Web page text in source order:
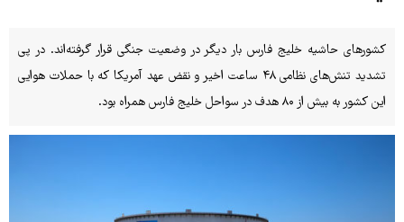
کشورهای حاشیه خلیج فارس بار دیگر در وضعیت جنگی قرار گرفته‌اند. در پی
تشدید تنش‌های نظامی ۴۸ ساعت اخیر و نقض عهد آمریکا که با حملات هوایی
این کشور به بیش از ۸۰ هدف در سواحل خلیج فارس همراه بود.